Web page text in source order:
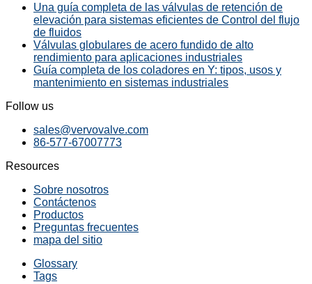
Una guía completa de las válvulas de retención de
elevación para sistemas eficientes de Control del flujo
de fluidos
Válvulas globulares de acero fundido de alto
rendimiento para aplicaciones industriales
Guía completa de los coladores en Y: tipos, usos y
mantenimiento en sistemas industriales
Follow us
sales@vervovalve.com
86-577-67007773
Resources
Sobre nosotros
Contáctenos
Productos
Preguntas frecuentes
mapa del sitio
Glossary
Tags